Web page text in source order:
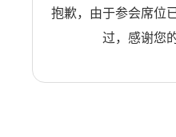
抱歉，由于参会席位
过，感谢您